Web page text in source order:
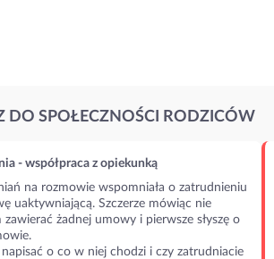
DO SPOŁECZNOŚCI RODZICÓW
- współpraca z opiekunką
na rozmowie wspomniała o zatrudnieniu
uaktywniającą. Szczerze mówiąc nie
zawierać żadnej umowy i pierwsze słyszę o
napisać o co w niej chodzi i czy zatrudniacie